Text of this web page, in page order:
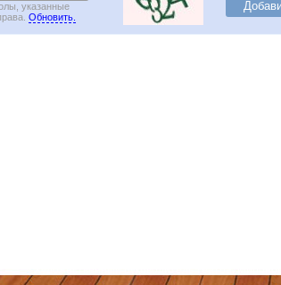
указанные
Обновить.